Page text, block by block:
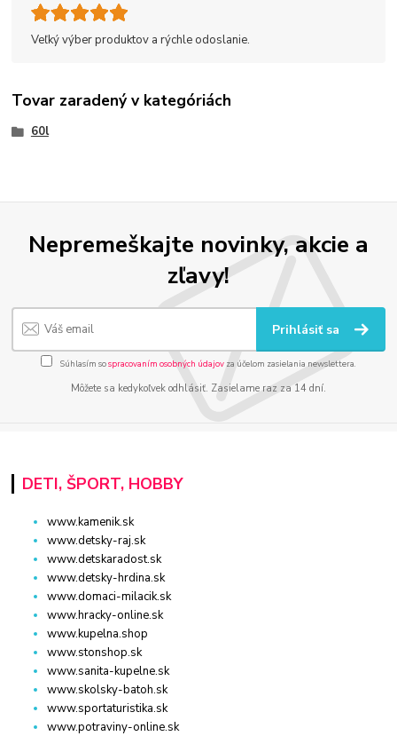
Veľký výber produktov a rýchle odoslanie.
Tovar zaradený v kategóriách
60l
Nepremeškajte novinky, akcie a
zľavy!
Prihlásiť sa
Súhlasím sospracovaním osobných údajov za účelom zasielania newslettera.
Môžete sa kedykoľvek odhlásiť. Zasielame raz za 14 dní.
DETI, ŠPORT, HOBBY
www.kamenik.sk
www.detsky-raj.sk
www.detskaradost.sk
www.detsky-hrdina.sk
www.domaci-milacik.sk
www.hracky-online.sk
www.kupelna.shop
www.stonshop.sk
www.sanita-kupelne.sk
www.skolsky-batoh.sk
www.sportaturistika.sk
www.potraviny-online.sk